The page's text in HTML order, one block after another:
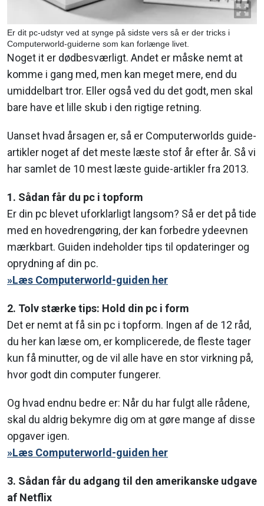
Er dit pc-udstyr ved at synge på sidste vers så er der tricks i
Computerworld-guiderne som kan forlænge livet.
Noget it er dødbesværligt. Andet er måske nemt at
komme i gang med, men kan meget mere, end du
umiddelbart tror. Eller også ved du det godt, men skal
bare have et lille skub i den rigtige retning.
Uanset hvad årsagen er, så er Computerworlds guide-
artikler noget af det meste læste stof år efter år. Så vi
har samlet de 10 mest læste guide-artikler fra 2013.
1. Sådan får du pc i topform
Er din pc blevet uforklarligt langsom? Så er det på tide
med en hovedrengøring, der kan forbedre ydeevnen
mærkbart. Guiden indeholder tips til opdateringer og
oprydning af din pc.
»Læs Computerworld-guiden her
2. Tolv stærke tips: Hold din pc i form
Det er nemt at få sin pc i topform. Ingen af de 12 råd,
du her kan læse om, er komplicerede, de fleste tager
kun få minutter, og de vil alle have en stor virkning på,
hvor godt din computer fungerer.
Og hvad endnu bedre er: Når du har fulgt alle rådene,
skal du aldrig bekymre dig om at gøre mange af disse
opgaver igen.
»Læs Computerworld-guiden her
3. Sådan får du adgang til den amerikanske udgave
af Netflix